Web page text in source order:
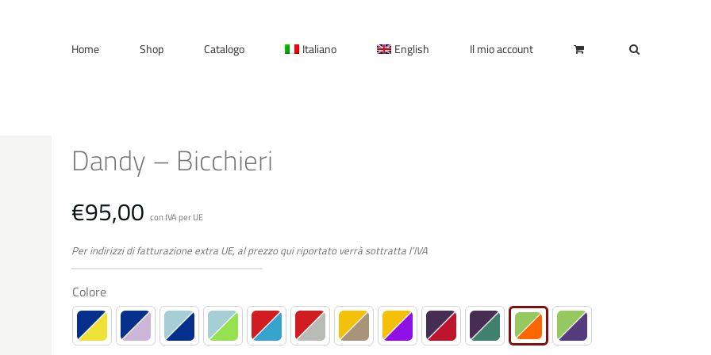
Home Shop Catalogo Italiano English Il mio account
Dandy – Bicchieri
€95,00 con IVA per UE
Per indirizzi di fatturazione extra UE, al prezzo qui riportato verrà sottratta l’IVA
Colore